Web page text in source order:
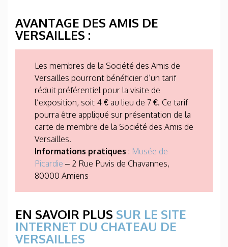
AVANTAGE DES AMIS DE
VERSAILLES :
Les membres de la Société des Amis de
Versailles pourront bénéficier d’un tarif
réduit préférentiel pour la visite de
l’exposition, soit 4 € au lieu de 7 €. Ce tarif
pourra être appliqué sur présentation de la
carte de membre de la Société des Amis de
Versailles.
Informations pratiques : Musée de
Picardie – 2 Rue Puvis de Chavannes,
80000 Amiens
EN SAVOIR PLUS SUR LE SITE
INTERNET DU CHATEAU DE
VERSAILLES